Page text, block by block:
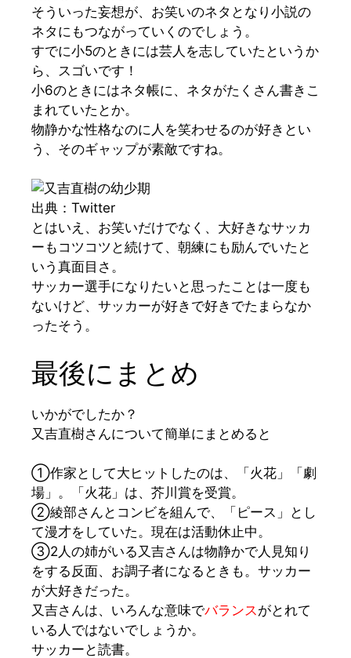
そういった妄想が、お笑いのネタとなり小説の
ネタにもつながっていくのでしょう。
すでに小5のときには芸人を志していたというか
ら、スゴいです！
小6のときにはネタ帳に、ネタがたくさん書きこ
まれていたとか。
物静かな性格なのに人を笑わせるのが好きとい
う、そのギャップが素敵ですね。
出典：Twitter
とはいえ、お笑いだけでなく、大好きなサッカ
ーもコツコツと続けて、朝練にも励んでいたと
いう真面目さ。
サッカー選手になりたいと思ったことは一度も
ないけど、サッカーが好きで好きでたまらなか
ったそう。
最後にまとめ
いかがでしたか？
又吉直樹さんについて簡単にまとめると
①作家として大ヒットしたのは、「火花」「劇
場」。「火花」は、芥川賞を受賞。
②綾部さんとコンビを組んで、「ピース」とし
て漫才をしていた。現在は活動休止中。
③2人の姉がいる又吉さんは物静かで人見知り
をする反面、お調子者になるときも。サッカー
が大好きだった。
又吉さんは、いろんな意味でバランスがとれて
いる人ではないでしょうか。
サッカーと読書。